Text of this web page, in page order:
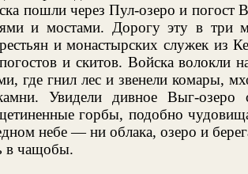
пошли через Пул-озеро и погост
и мостами. Дорогу эту в три
и монастырских служек из
и скитов. Войска волокли
где гнил лес и звенели комары,
Увидели дивное Выг-озеро
горбы, подобно
небе — ни облака, озеро и
в чащобы.